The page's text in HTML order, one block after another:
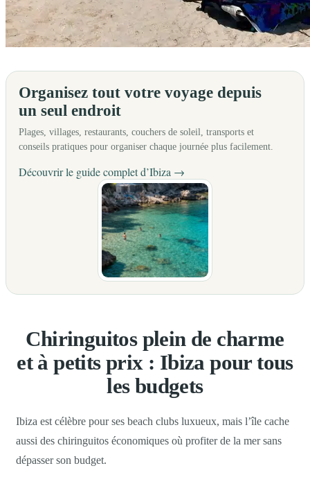
Organisez tout votre voyage depuis
un seul endroit
Plages, villages, restaurants, couchers de soleil, transports et
conseils pratiques pour organiser chaque journée plus facilement.
Découvrir le guide complet d’Ibiza →
Chiringuitos plein de charme
et à petits prix : Ibiza pour tous
les budgets
Ibiza est célèbre pour ses beach clubs luxueux, mais l’île cache
aussi des chiringuitos économiques où profiter de la mer sans
dépasser son budget.